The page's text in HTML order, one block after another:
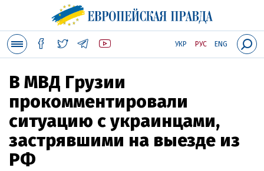
УКР РУС ENG
В МВД Грузии
прокомментировали
ситуацию с украинцами,
застрявшими на выезде из
РФ